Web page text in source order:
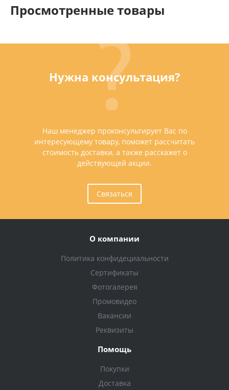
Просмотренные товары
Нужна консультация?
Наш менеджер проконсультирует Вас по
интересующему товару, поможет рассчитать
стоимость доставки, а также расскажет о
действующей акции.
Связаться
О компании
Политика конфидециальности
Сертификаты
Фотогалерея
Промовидео
Вакансии
Реквизиты
Помощь
Покупки
Доставка